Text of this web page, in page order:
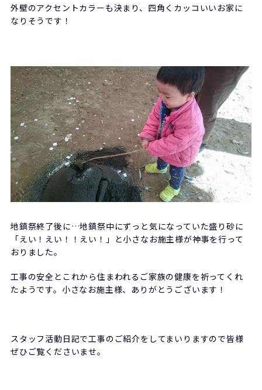
外壁のアクセントカラーも決まり、四角くカッコいいお家に
なりそうです！
地鎮祭終了後に…地鎮祭中にずっと気になっていた盛り砂に
「えい！えい！！えい！」と小さなお施主様が神事を行って
おりました。
工事の安全とこれから住まわれるご家族の健康を祈ってくれ
たようです。小さなお施主様、ありがとうございます！
スタッフ活動日記で工事のご紹介をしてまいりますので皆様
ぜひご覧くださいませ。